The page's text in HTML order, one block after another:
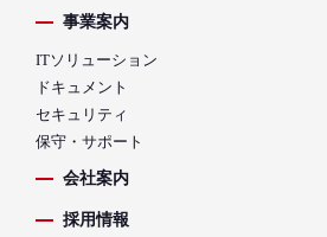
事業案内
ITソリューション
ドキュメント
セキュリティ
保守・サポート
会社案内
採用情報